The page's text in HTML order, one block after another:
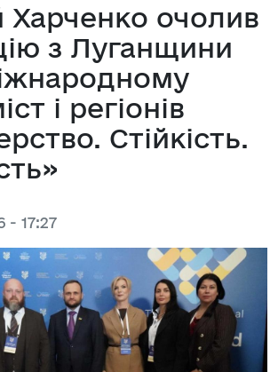
Харченко очолив
з Луганщини
і регіонів
Стійкість.
- 17:27